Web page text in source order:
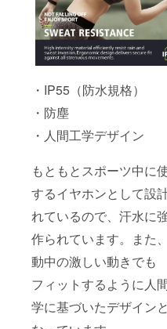
・IP55（防水規格）
・防塵
・人間工学デザイン
もともとスポーツ中に
するイヤホンとして設
れているので、汗水に
作られています。また
動中の激しい動きでも
フィットするように人
学に基づいたデザインと